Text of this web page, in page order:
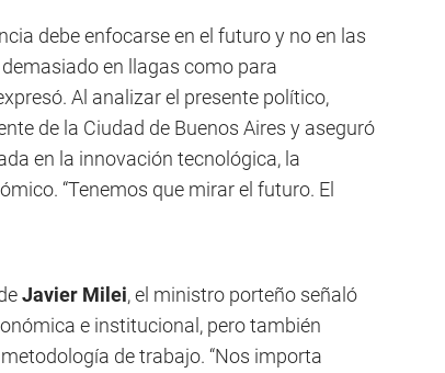
debe enfocarse en el futuro y no en las
en llagas como para
Al analizar el presente político,
de la Ciudad de Buenos Aires y aseguró
en la innovación tecnológica, la
“Tenemos que mirar el futuro. El
Javier Milei, el ministro porteño señaló
e institucional, pero también
de trabajo. “Nos importa